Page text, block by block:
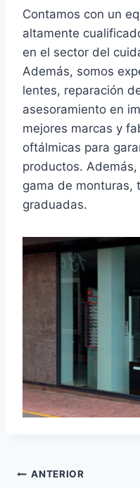
Contamos con un
altamente
en el sector del
Además, somos
lentes, reparación
asesoramiento en
mejores marcas y
oftálmicas para
productos.
gama de monturas,
graduadas.
Navegación
ANTERIOR